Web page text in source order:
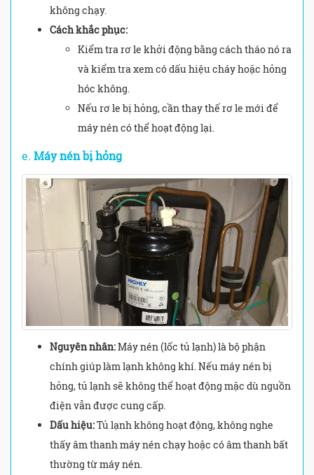
không chạy.
Cách khắc phục:
Kiểm tra rơ le khởi động bằng cách tháo nó ra
và kiểm tra xem có dấu hiệu cháy hoặc hỏng
hóc không.
Nếu rơ le bị hỏng, cần thay thế rơ le mới để
máy nén có thể hoạt động lại.
e. Máy nén bị hỏng
Nguyên nhân:Máy nén (lốc tủ lạnh) là bộ phận
chính giúp làm lạnh không khí. Nếu máy nén bị
hỏng, tủ lạnh sẽ không thể hoạt động mặc dù nguồn
điện vẫn được cung cấp.
Dấu hiệu:Tủ lạnh không hoạt động, không nghe
thấy âm thanh máy nén chạy hoặc có âm thanh bất
thường từ máy nén.